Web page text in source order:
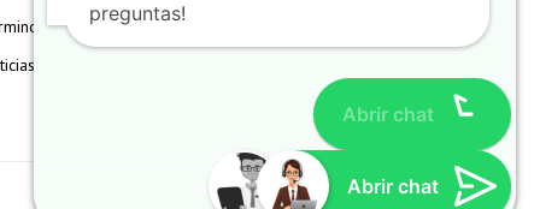
Detalles de la Cuenta
preguntas!
Abrir chat
Doctor Guillermo López
Terapéutica homeopática -